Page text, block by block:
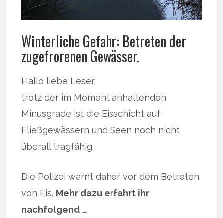
Winterliche Gefahr: Betreten der
zugefrorenen Gewässer.
Hallo liebe Leser,
trotz der im Moment anhaltenden
Minusgrade ist die Eisschicht auf
Fließgewässern und Seen noch nicht
überall tragfähig.
Die Polizei warnt daher vor dem Betreten
von Eis. Mehr dazu erfahrt ihr
nachfolgend …